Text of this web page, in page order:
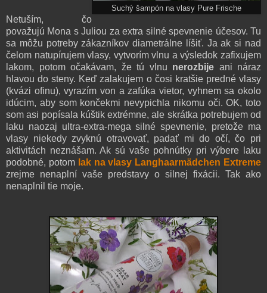
Suchý šampón na vlasy Pure Frische
Netuším, čo
považujú Mona s Juliou za extra silné spevnenie účesov. Tu
sa môžu potreby zákazníkov diametrálne líšiť. Ja ak si nad
čelom natupírujem vlasy, vytvorím vlnu a výsledok zafixujem
lakom, potom očakávam, že tú vlnu nerozbije ani náraz
hlavou do steny. Keď zalakujem o čosi kratšie predné vlasy
(kvázi ofinu), vyrazím von a zafúka vietor, vyhnem sa okolo
idúcim, aby som končekmi nevypichla nikomu oči. OK, toto
som asi popísala kúštik extrémne, ale skrátka potrebujem od
laku naozaj ultra-extra-mega silné spevnenie, pretože ma
vlasy niekedy zvyknú otravovať, padať mi do očí, čo pri
aktivitách neznášam. Ak sú vaše pohnútky pri výbere laku
podobné, potom lak na vlasy Langhaarmädchen Extreme
zrejme nenaplní vaše predstavy o silnej fixácii. Tak ako
nenaplnil tie moje.